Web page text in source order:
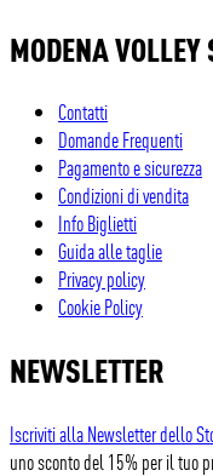
MODENA VOLLEY
Contatti
Domande Frequenti
Pagamento e sicurezza
Condizioni di vendita
Info Biglietti
Guida alle taglie
Privacy policy
Cookie Policy
NEWSLETTER
Iscriviti alla Newsletter dello
uno sconto del 15% per il tuo